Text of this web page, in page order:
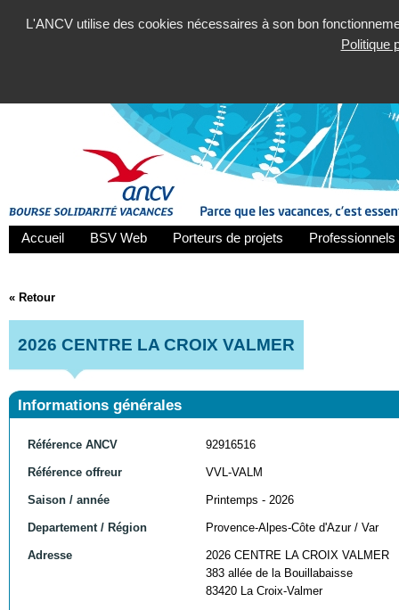
L'ANCV utilise des cookies nécessaires à son bon
Politique
Accueil BSV Web Porteurs de projets
« Retour
2026 CENTRE LA CROIX VALMER
Informations générales
Référence ANCV 92916516
Référence offreur VVL-VALM
Saison / année Printemps - 2026
Departement / Région Provence-Alpes-Côte d'Azur / Var
Adresse
2026 CENTRE LA CROIX VALMER
383 allée de la Bouillabaisse
83420 La Croix-Valmer